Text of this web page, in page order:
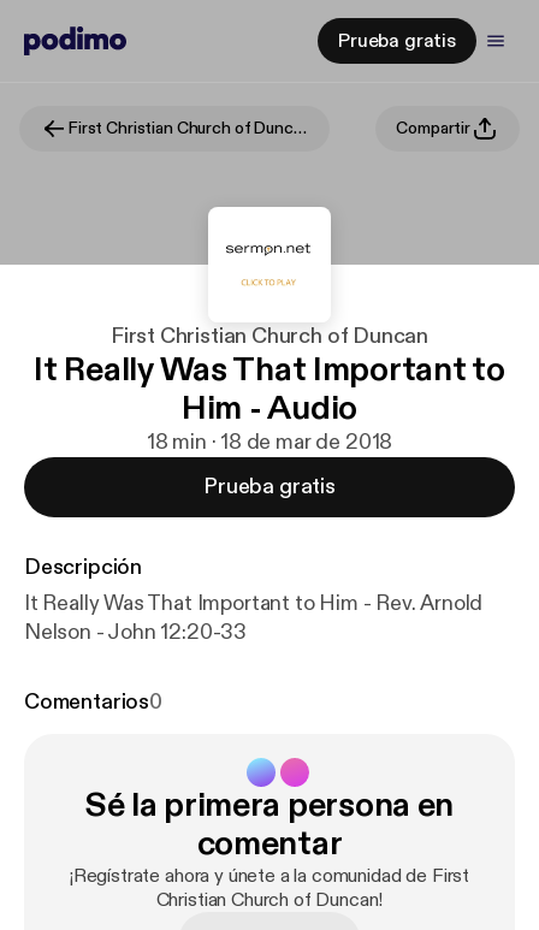
Prueba gratis
First Christian Church of Duncan Compartir
First Christian Church of Duncan
It Really Was That Important to
Him - Audio
18 min · 18 de mar de 2018
Prueba gratis
Descripción
It Really Was That Important to Him - Rev. Arnold
Nelson - John 12:20-33
Comentarios0
Sé la primera persona en
comentar
¡Regístrate ahora y únete a la comunidad de First
Christian Church of Duncan!